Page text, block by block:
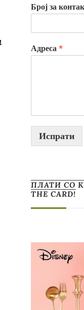
Број за
Адреса *
Испрати
ПЛАТИ СО
THE CARD!